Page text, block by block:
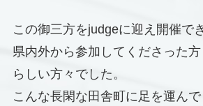
この御三方をjudgeに迎え開催で
県内外から参加してくださった
らしい方々でした。
こんな長閑な田舎町に足を運ん